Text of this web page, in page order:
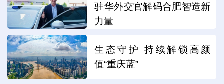
驻华外交官解码合肥智造新
力量
生态守护 持续解锁高颜
值“重庆蓝”